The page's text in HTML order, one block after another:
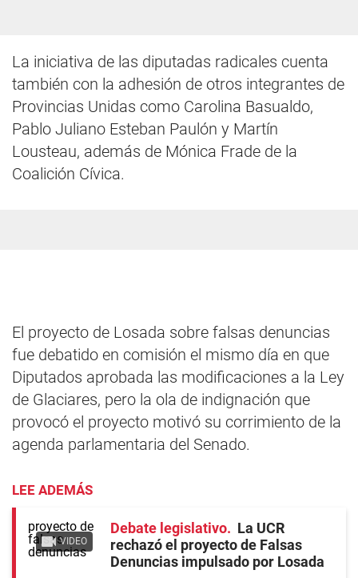
La iniciativa de las diputadas radicales cuenta
también con la adhesión de otros integrantes de
Provincias Unidas como Carolina Basualdo,
Pablo Juliano Esteban Paulón y Martín
Lousteau, además de Mónica Frade de la
Coalición Cívica.
El proyecto de Losada sobre falsas denuncias
fue debatido en comisión el mismo día en que
Diputados aprobada las modificaciones a la Ley
de Glaciares, pero la ola de indignación que
provocó el proyecto motivó su corrimiento de la
agenda parlamentaria del Senado.
LEE ADEMÁS
VIDEO
Debate legislativo
La UCR
rechazó el proyecto de Falsas
Denuncias impulsado por Losada